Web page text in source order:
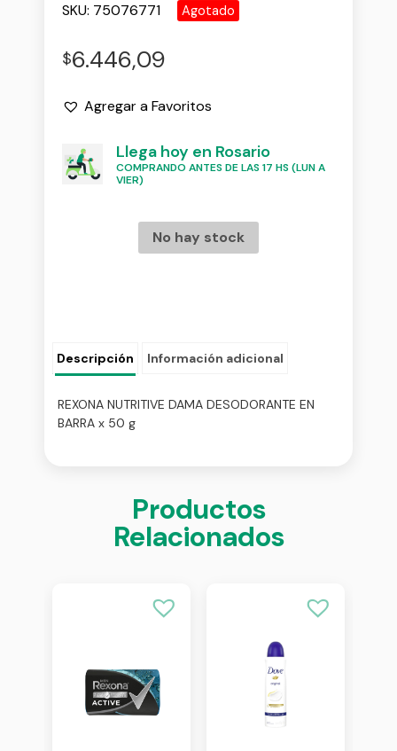
SKU: 75076771 Agotado
$6.446,09
Agregar a Favoritos
Llega hoy en Rosario
COMPRANDO ANTES DE LAS 17 HS (LUN A
VIER)
No hay stock
Descripción Información adicional
REXONA NUTRITIVE DAMA DESODORANTE EN
BARRA x 50 g
Productos
Relacionados